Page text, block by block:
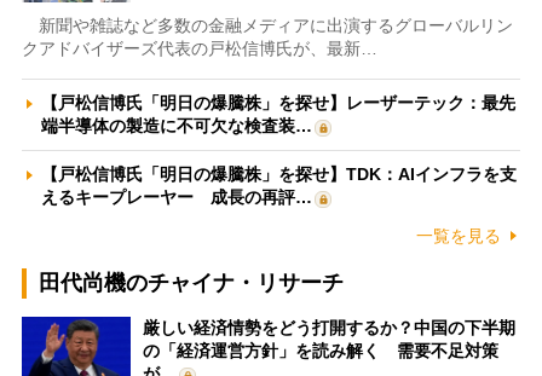
新聞や雑誌など多数の金融メディアに出演するグローバルリン
クアドバイザーズ代表の戸松信博氏が、最新…
【戸松信博氏「明日の爆騰株」を探せ】レーザーテック：最先
端半導体の製造に不可欠な検査装…
【戸松信博氏「明日の爆騰株」を探せ】TDK：AIインフラを支
えるキープレーヤー 成長の再評…
一覧を見る
田代尚機のチャイナ・リサーチ
厳しい経済情勢をどう打開するか？中国の下半期
の「経済運営方針」を読み解く 需要不足対策